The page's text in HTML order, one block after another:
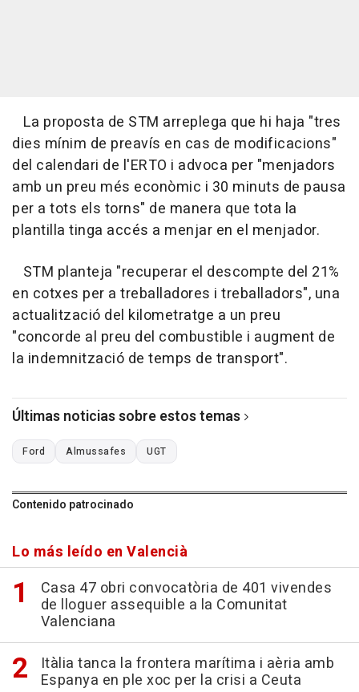
La proposta de STM arreplega que hi haja "tres
dies mínim de preavís en cas de modificacions"
del calendari de l'ERTO i advoca per "menjadors
amb un preu més econòmic i 30 minuts de pausa
per a tots els torns" de manera que tota la
plantilla tinga accés a menjar en el menjador.
STM planteja "recuperar el descompte del 21%
en cotxes per a treballadores i treballadors", una
actualització del kilometratge a un preu
"concorde al preu del combustible i augment de
la indemnització de temps de transport".
Últimas noticias sobre estos temas
Ford Almussafes UGT
Contenido patrocinado
Lo más leído en Valencià
Casa 47 obri convocatòria de 401 vivendes
de lloguer assequible a la Comunitat
Valenciana
Itàlia tanca la frontera marítima i aèria amb
Espanya en ple xoc per la crisi a Ceuta